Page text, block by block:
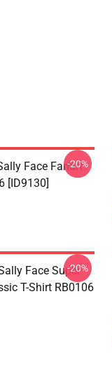
Face Fanart
[ID9130]
-20%
Face Super
T-Shirt RB0106
-20%